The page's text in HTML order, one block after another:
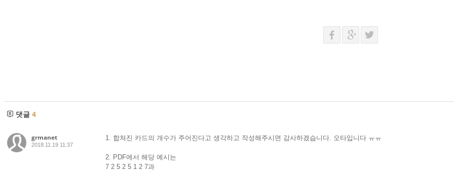
댓글 4
grmanet
2018.11.19 11:37
1. 합쳐진 카드의 개수가 주어진다고 생각하고 작성해주시면 감사하겠습니다. 오타입니다 ㅠㅠ
2. PDF에서 해당 예시는
7 2 5 2 5 1 2 7과